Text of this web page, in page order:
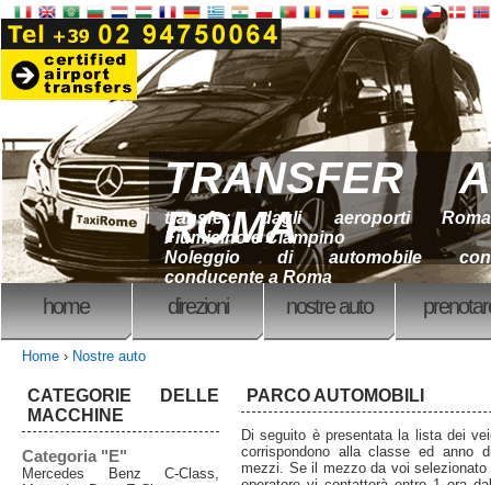
TRANSFER A
ROMA
transfer dagli aeroporti Roma
Fiumicino e Ciampino
Noleggio di automobile con
conducente a Roma
home direzioni nostre auto
Home › Nostre auto
PARCO AUTOMOBILI
Di seguito è presentata la lista dei
corrispondono alla classe ed anno
mezzi. Se il mezzo da voi
CATEGORIE DELLE
MACCHINE
Categoria "E"
Mercedes Benz C-Class,